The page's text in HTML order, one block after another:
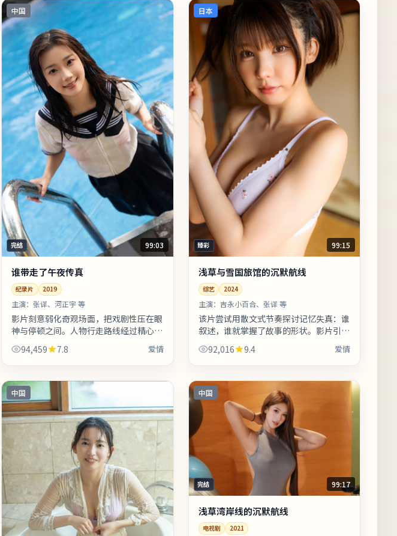
中国
完结 99:03
谁带走了午夜传真
纪录片 2019
主演： 张译、河正宇 等
影片刻意弱化奇观场面，把戏剧性压在眼
神与停顿之间。人物行走路线经过精心设
计，反复出现的十字路口象征抉择。整体
来看，这是一部类型元素清晰、人物动
94,459 7.8 爱情
日本
臻彩 99:15
浅草与雪国旅馆的沉默航线
综艺 2024
主演： 吉永小百合、张译 等
该片尝试用散文式节奏探讨记忆失真：谁
叙述，谁就掌握了故事的形状。影片引用
多处民俗与节庆意象，增强地域文化氛
围。友情提示：部分镜头闪烁较快，光敏
92,016 9.4 爱情
中国 中国
完结 99:17
浅草湾岸线的沉默航线
电视剧 2021